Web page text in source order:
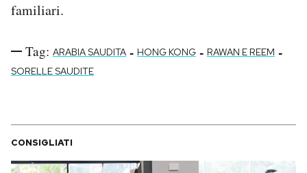
familiari.
Tag: ARABIA SAUDITA - HONG KONG - RAWAN E REEM -
SORELLE SAUDITE
CONSIGLIATI